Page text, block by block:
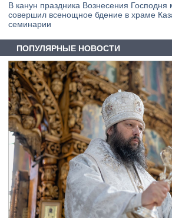
В канун праздника Вознесения Господня
совершил всенощное бдение в храме
семинарии
ПОПУЛЯРНЫЕ НОВОСТИ